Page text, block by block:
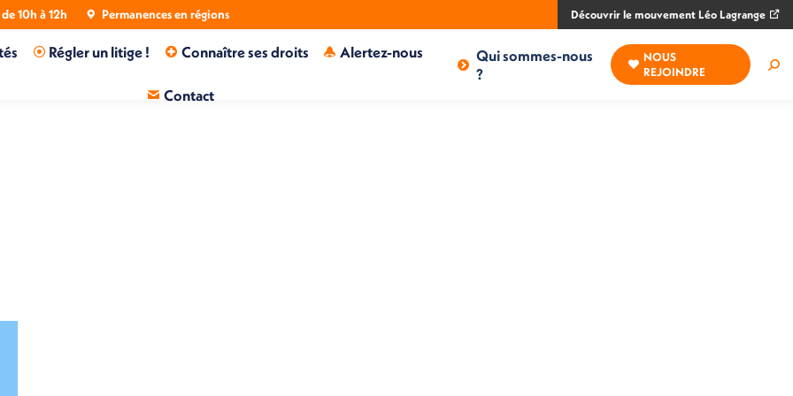
10h à 12h Permanences en régions Découvrir le mouvement Léo Lagrange
Régler un litige ! Connaître ses droits Alertez-nous
Contact
Qui sommes-nous
?
NOUS
REJOINDRE